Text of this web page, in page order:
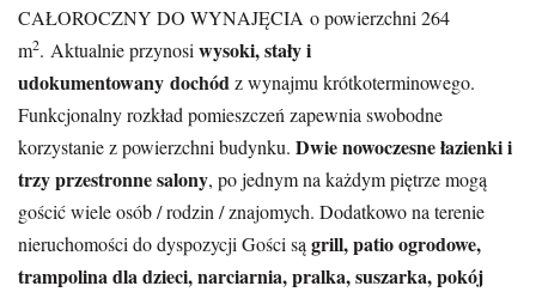
CAŁOROCZNY DO WYNAJĘCIA o powierzchni 264
m2. Aktualnie przynosiwysoki, stały i
udokumentowany dochódz wynajmu krótkoterminowego.
Funkcjonalny rozkład pomieszczeń zapewnia swobodne
korzystanie z powierzchni budynku. Dwie nowoczesne łazienki i
trzy przestronne salony, po jednym na każdym piętrze mogą
gościć wiele osób / rodzin / znajomych. Dodatkowo na terenie
nieruchomości do dyspozycji Gości sągrill, patio ogrodowe,
trampolina dla dzieci, narciarnia, pralka, suszarka, pokój